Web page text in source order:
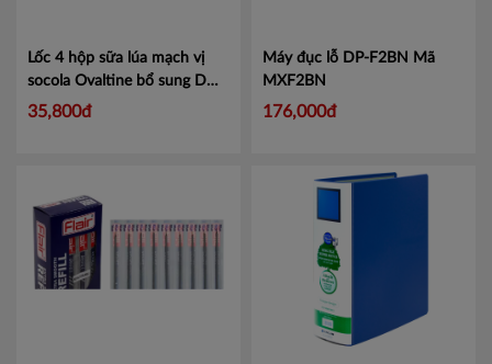
Lốc 4 hộp sữa lúa mạch vị
socola Ovaltine bổ sung DHA
180mlMã 101116344
35,800đ
Máy đục lỗ DP-F2BN
Mã
MXF2BN
176,000đ